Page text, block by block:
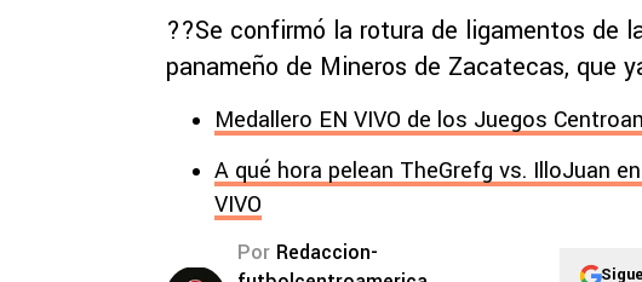
Copa de Campeones
Copa Centroamericana
Nathaniel
??Se confirmó la rotura de ligamentos de
panameño de Mineros de Zacatecas, que
Medallero EN VIVO de los Juegos
A qué hora pelean TheGrefg vs. IlloJuan
VIVO
Por Redaccion-